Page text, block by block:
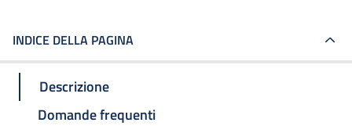
INDICE DELLA PAGINA
Descrizione
Domande frequenti